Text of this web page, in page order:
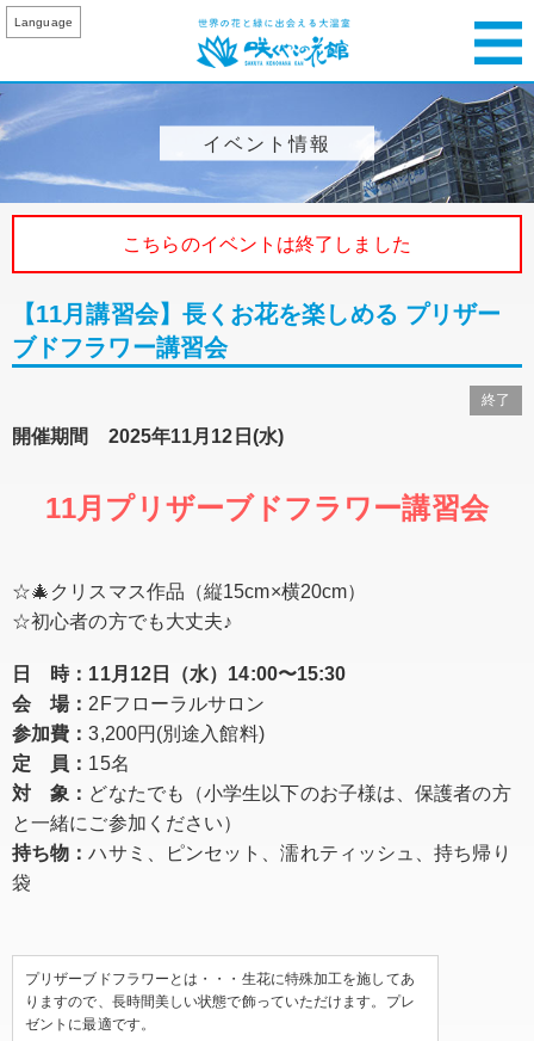
Language
イベント情報
こちらのイベントは終了しました
【11月講習会】長くお花を楽しめる プリザー
ブドフラワー講習会
終了
開催期間 2025年11月12日(水)
11月プリザーブドフラワー講習会
☆🎄クリスマス作品（縦15cm×横20cm）
☆初心者の方でも大丈夫♪
日 時：11月12日（水）14:00〜15:30
会 場： 2Fフローラルサロン
参加費：3,200円 (別途入館料)
定 員： 15名
対 象： どなたでも（小学生以下のお子様は、保護者の方
と一緒にご参加ください）
持ち物：ハサミ、ピンセット、濡れティッシュ、持ち帰り
袋
プリザーブドフラワーとは・・・生花に特殊加工を施してあ
りますので、長時間美しい状態で飾っていただけます。プレ
ゼントに最適です。